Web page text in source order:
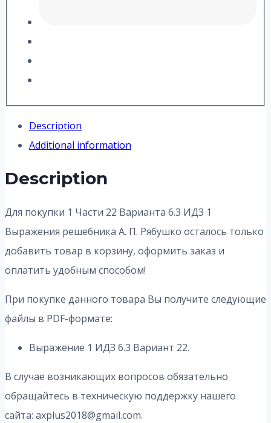
Description
Additional information
Description
Для покупки 1 Части 22 Варианта 6.3 ИДЗ 1
Выражения решебника А. П. Рябушко осталось только
добавить товар в корзину, оформить заказ и
оплатить удобным способом!
При покупке данного товара Вы получите следующие
файлы в PDF-формате:
Выражение 1 ИДЗ 6.3 Вариант 22.
В случае возникающих вопросов обязательно
обращайтесь в техническую поддержку нашего
сайта: axplus2018@gmail.com.